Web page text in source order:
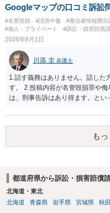
者のところに、意見照会がなされ
は、アカウントの登録メールに
場合賠償金はいくらでしょうか
から１００万単位まで様々でしょ
Googleマップの口コミ訴訟
#名誉毀損 #誹謗中傷 #発信者情報開示
#個人・プライベート
#訴訟・損害賠償
2026年8月1日
川添 圭 弁護士
1.話す義務はありません。話した
す。 2.投稿内容が名誉毀損罪や
は、刑事告訴はあり得ます。と
です。Googleは電話番号の開示
も特定可能になるよう、複数ル
です。さらにいえば、利用者か
ある程度対象者を特定できてい
も
都道府県から訴訟・損害賠償
北海道・東北
北海道
青森県 岩手県 宮城県 秋